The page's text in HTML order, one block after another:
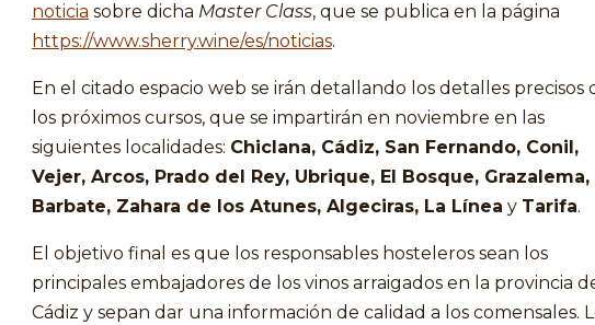
noticia sobre dicha Master Class, que se publica en la página
https://www.sherry.wine/es/noticias.
En el citado espacio web se irán detallando los detalles precisos
los próximos cursos, que se impartirán en noviembre en las
siguientes localidades: Chiclana, Cádiz, San Fernando, Conil,
Vejer, Arcos, Prado del Rey, Ubrique, El Bosque, Grazalema,
Barbate, Zahara de los Atunes, Algeciras, La Línea y Tarifa.
El objetivo final es que los responsables hosteleros sean los
principales embajadores de los vinos arraigados en la provincia
Cádiz y sepan dar una información de calidad a los comensales.